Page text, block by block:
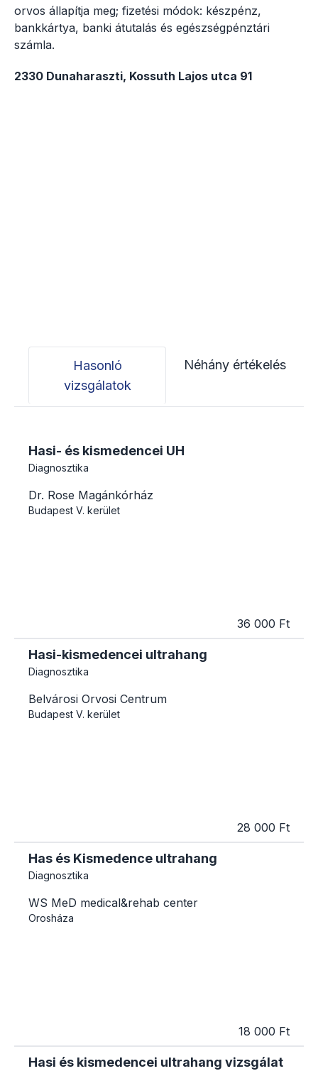
orvos állapítja meg; fizetési módok: készpénz,
bankkártya, banki átutalás és egészségpénztári
számla.
2330 Dunaharaszti, Kossuth Lajos utca 91
Hasonló
vizsgálatok
Néhány értékelés
Hasi- és kismedencei UH
Diagnosztika
Dr. Rose Magánkórház
Budapest V. kerület
36 000 Ft
Hasi-kismedencei ultrahang
Diagnosztika
Belvárosi Orvosi Centrum
Budapest V. kerület
28 000 Ft
Has és Kismedence ultrahang
Diagnosztika
WS MeD medical&rehab center
Orosháza
18 000 Ft
Hasi és kismedencei ultrahang vizsgálat